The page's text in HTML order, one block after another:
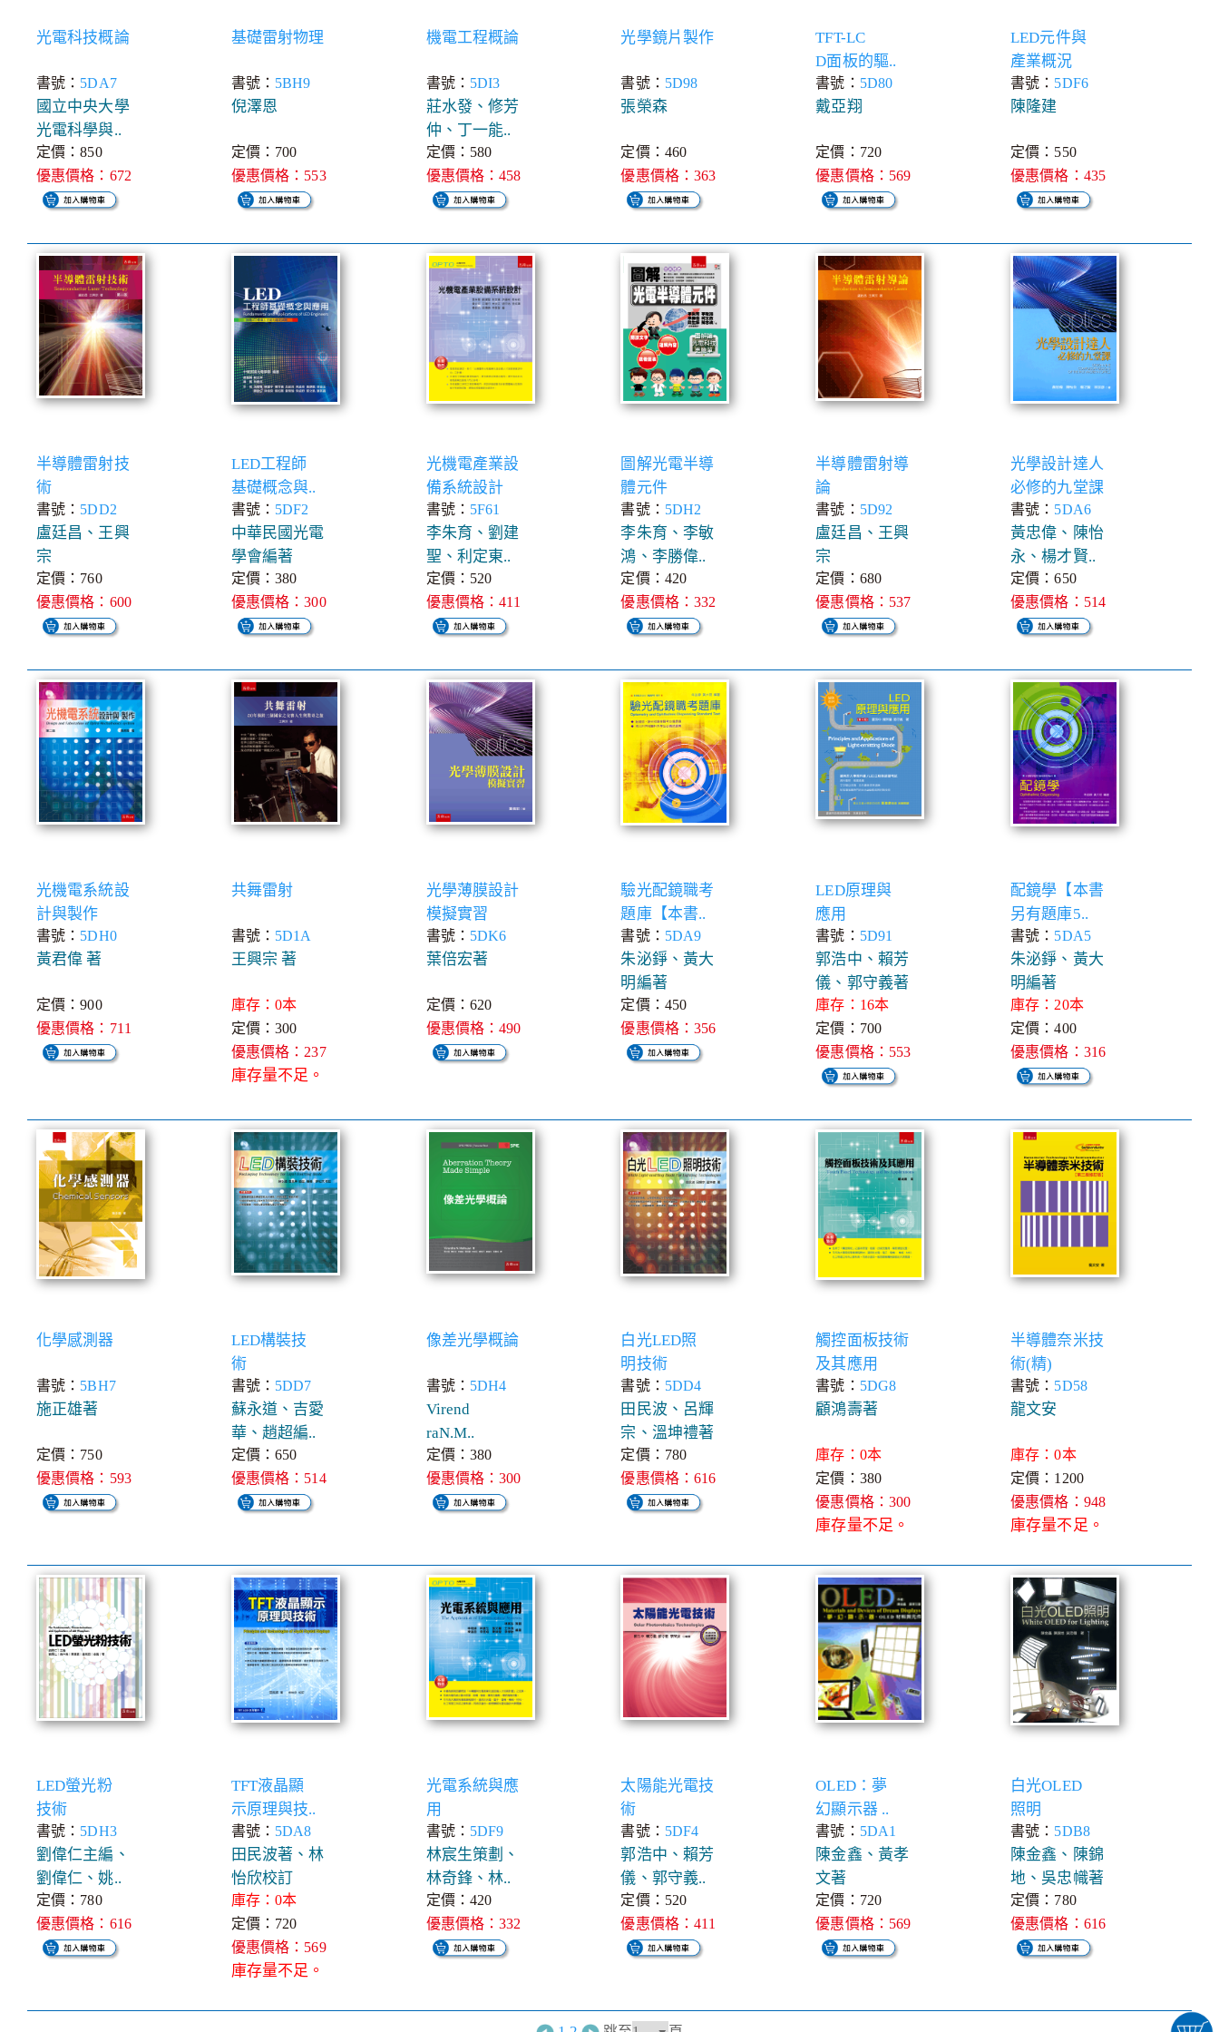
光電科技概論
書號： 5DA7
國立中央大學
光電科學與..
定價：850
優惠價格：672
基礎雷射物理
書號： 5BH9
倪澤恩
定價：700
優惠價格：553
機電工程概論
書號： 5DI3
莊水發、修芳
仲、丁一能..
定價：580
優惠價格：458
光學鏡片製作
書號： 5D98
張榮森
定價：460
優惠價格：363
TFT-LC
D面板的驅..
書號： 5D80
戴亞翔
定價：720
優惠價格：569
LED元件與
產業概況
書號： 5DF6
陳隆建
定價：550
優惠價格：435
半導體雷射技
術
書號： 5DD2
盧廷昌、王興
宗
定價：760
優惠價格：600
LED工程師
基礎概念與..
書號： 5DF2
中華民國光電
學會編著
定價：380
優惠價格：300
光機電產業設
備系統設計
書號： 5F61
李朱育、劉建
聖、利定東..
定價：520
優惠價格：411
圖解光電半導
體元件
書號： 5DH2
李朱育、李敏
鴻、李勝偉..
定價：420
優惠價格：332
半導體雷射導
論
書號： 5D92
盧廷昌、王興
宗
定價：680
優惠價格：537
光學設計達人
必修的九堂課
書號： 5DA6
黃忠偉、陳怡
永、楊才賢..
定價：650
優惠價格：514
光機電系統設
計與製作
書號： 5DH0
黃君偉 著
定價：900
優惠價格：711
共舞雷射
書號： 5D1A
王興宗 著
庫存：0本
定價：300
優惠價格：237
庫存量不足。
光學薄膜設計
模擬實習
書號： 5DK6
葉倍宏著
定價：620
優惠價格：490
驗光配鏡職考
題庫【本書..
書號： 5DA9
朱泌錚、黃大
明編著
定價：450
優惠價格：356
LED原理與
應用
書號： 5D91
郭浩中、賴芳
儀、郭守義著
庫存：16本
定價：700
優惠價格：553
配鏡學【本書
另有題庫5..
書號： 5DA5
朱泌錚、黃大
明編著
庫存：20本
定價：400
優惠價格：316
化學感測器
書號： 5BH7
施正雄著
定價：750
優惠價格：593
LED構裝技
術
書號： 5DD7
蘇永道、吉愛
華、趙超編..
定價：650
優惠價格：514
像差光學概論
書號： 5DH4
Virend
raN.M..
定價：380
優惠價格：300
白光LED照
明技術
書號： 5DD4
田民波、呂輝
宗、溫坤禮著
定價：780
優惠價格：616
觸控面板技術
及其應用
書號： 5DG8
顧鴻壽著
庫存：0本
定價：380
優惠價格：300
庫存量不足。
半導體奈米技
術(精)
書號： 5D58
龍文安
庫存：0本
定價：1200
優惠價格：948
庫存量不足。
LED螢光粉
技術
書號： 5DH3
劉偉仁主編、
劉偉仁、姚..
定價：780
優惠價格：616
TFT液晶顯
示原理與技..
書號： 5DA8
田民波著、林
怡欣校訂
庫存：0本
定價：720
優惠價格：569
庫存量不足。
光電系統與應
用
書號： 5DF9
林宸生策劃、
林奇鋒、林..
定價：420
優惠價格：332
太陽能光電技
術
書號： 5DF4
郭浩中、賴芳
儀、郭守義..
定價：520
優惠價格：411
OLED：夢
幻顯示器 ..
書號： 5DA1
陳金鑫、黃孝
文著
定價：720
優惠價格：569
白光OLED
照明
書號： 5DB8
陳金鑫、陳錦
地、吳忠幟著
定價：780
優惠價格：616